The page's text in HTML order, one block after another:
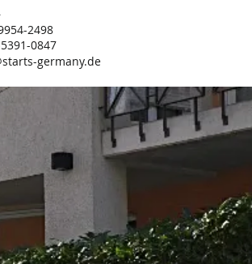
2498
0847
germany.de